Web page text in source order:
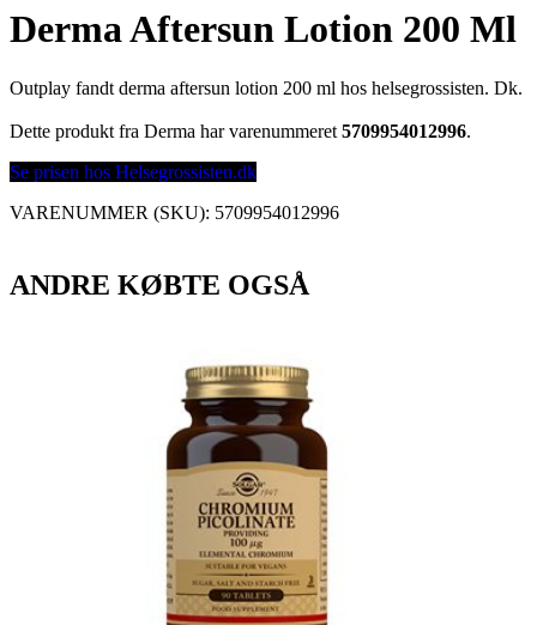
Derma Aftersun Lotion 200 Ml
Outplay fandt derma aftersun lotion 200 ml hos helsegrossisten. Dk.
Dette produkt fra Derma har varenummeret 5709954012996.
Se prisen hos Helsegrossisten.dk
VARENUMMER (SKU): 5709954012996
ANDRE KØBTE OGSÅ